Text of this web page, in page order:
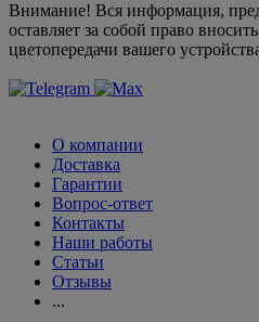
Внимание! Вся информация,
оставляет за собой право
цветопередачи вашего
О компании
Доставка
Гарантии
Вопрос-ответ
Контакты
Наши работы
Статьи
Отзывы
...